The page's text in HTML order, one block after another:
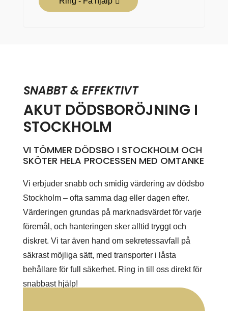
SNABBT & EFFEKTIVT
AKUT DÖDSBORÖJNING I
STOCKHOLM
VI TÖMMER DÖDSBO I STOCKHOLM OCH
SKÖTER HELA PROCESSEN MED OMTANKE
Vi erbjuder snabb och smidig värdering av dödsbo
Stockholm – ofta samma dag eller dagen efter.
Värderingen grundas på marknadsvärdet för varje
föremål, och hanteringen sker alltid tryggt och
diskret. Vi tar även hand om sekretessavfall på
säkrast möjliga sätt, med transporter i låsta
behållare för full säkerhet. Ring in till oss direkt för
snabbast hjälp!